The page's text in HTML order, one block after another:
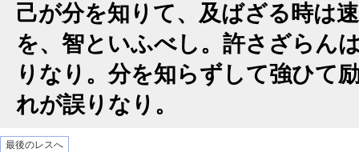
己が分を知りて、及ばざる時は
を、智といふべし。許さざらん
りなり。分を知らずして強ひて
れが誤りなり。
最後のレスへ